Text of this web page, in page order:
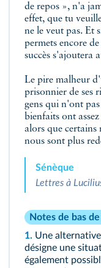
de repos », n'a
effet, que tu
ne le veut pas. Et
permets encore
succès s'ajoutera
Le pire malheur
prisonnier de ses
gens qui n'ont pas
bienfaits ont
alors que
nous sont plus
Sénèque
Lettres à
Notes de bas
1. Une
désigne une
également